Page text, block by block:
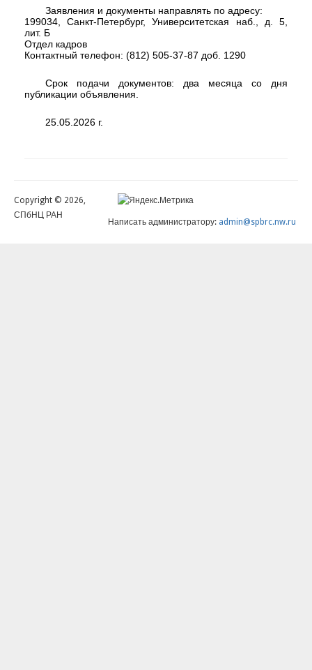
Заявления и документы направлять по адресу:
199034, Санкт-Петербург, Университетская наб., д. 5,
лит. Б
Отдел кадров
Контактный телефон: (812) 505-37-87 доб. 1290
Срок подачи документов: два месяца со дня
публикации объявления.
25.05.2026 г.
Copyright © 2026,
СПбНЦ РАН
Написать администратору: admin@spbrc.nw.ru